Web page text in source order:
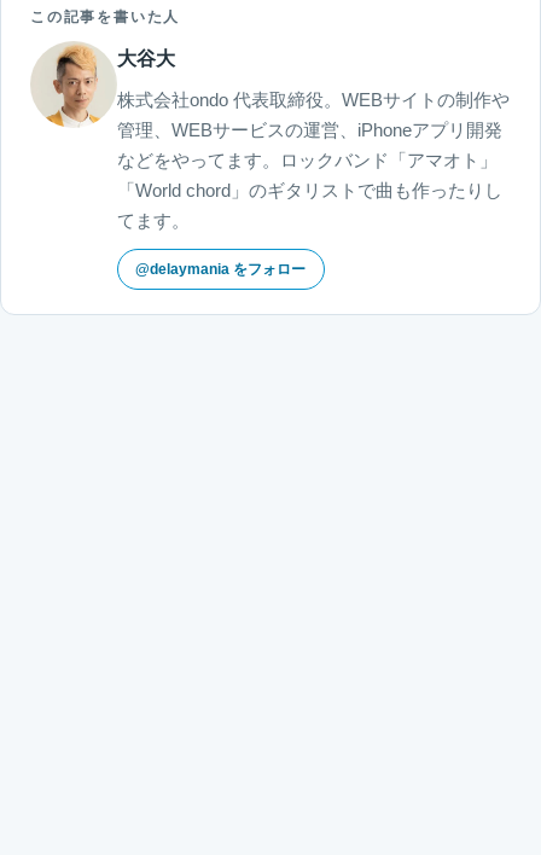
この記事を書いた人
大谷大
株式会社ondo 代表取締役。WEBサイトの制作や
管理、WEBサービスの運営、iPhoneアプリ開発
などをやってます。ロックバンド「アマオト」
「World chord」のギタリストで曲も作ったりし
てます。
@delaymania をフォロー